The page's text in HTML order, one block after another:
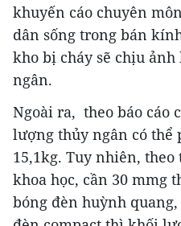
khuyến cáo chuyên
dân sống trong bán
kho bị cháy sẽ chịu
ngân.
Ngoài ra, theo báo cáo
lượng thủy ngân có thể
15,1kg. Tuy nhiên,
khoa học, cần 30 mmg
bóng đèn huỳnh